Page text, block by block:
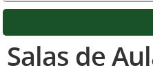
Salas de